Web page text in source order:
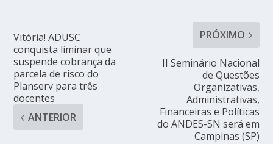
Vitória! ADUSC
conquista liminar que
suspende cobrança da
parcela de risco do
Planserv para três
docentes
ANTERIOR
PRÓXIMO
II Seminário Nacional
de Questões
Organizativas,
Administrativas,
Financeiras e Políticas
do ANDES-SN será em
Campinas (SP)